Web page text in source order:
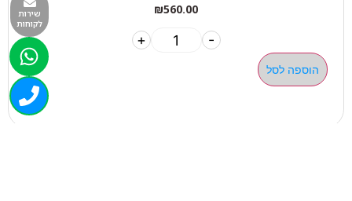
₪560.00
-
+
הוספה לסל
שירות
לקוחות